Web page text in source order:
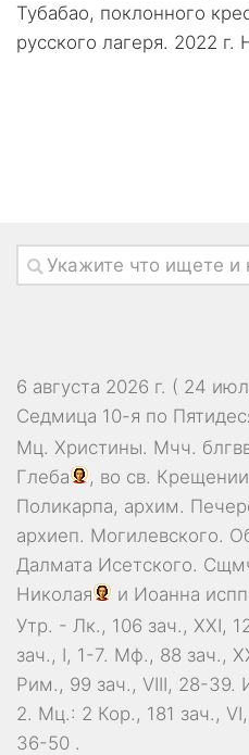
Тубабао, поклонного
русского лагеря. 2022 г.
6 августа 2026 г. ( 24
Седмица 10-я по
Мц. Христины. Мчч.
Глеба
, во св.
Поликарпа, архим.
архиеп. Могилевского.
Далмата Исетского.
Николая
и Иоанна
Утр. - Лк., 106 зач., XXI,
зач., I, 1-7. Мф., 88 зач.,
Рим., 99 зач., VIII, 28-39.
2. Мц.: 2 Кор., 181 зач.,
36-50 .